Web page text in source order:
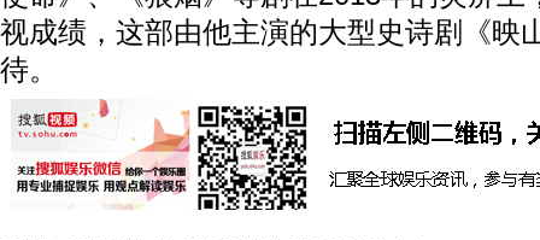
视成绩，这部由他主演的大型史诗剧《映
待。